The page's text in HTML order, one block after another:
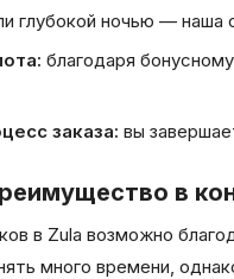
глубокой ночью — наша
благодаря
заказа: вы
в
в Zula возможно
много времени,